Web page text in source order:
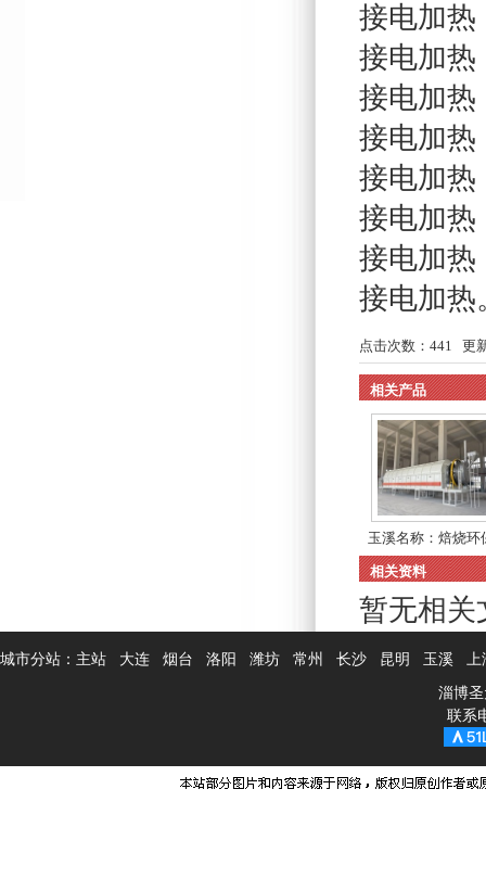
接电加热
接电加热
接电加热
接电加热
接电加热
接电加热
接电加热
接电加热
点击次数： 441 更
相关产品
玉溪名称：焙烧环
吸...
相关资料
暂无相关
城市分站： 主站 大连 烟台 洛阳 潍坊 常州 长沙 昆明 玉溪 上
淄博
联系